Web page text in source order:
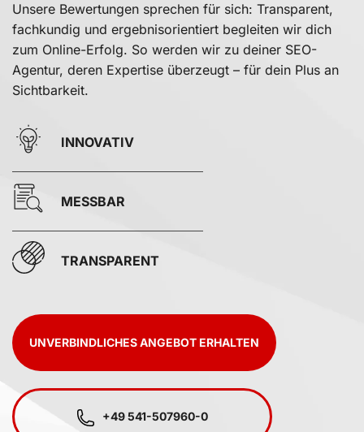
Unsere Bewertungen sprechen für sich: Transparent,
fachkundig und ergebnisorientiert begleiten wir dich
zum Online-Erfolg. So werden wir zu deiner SEO-
Agentur, deren Expertise überzeugt – für dein Plus an
Sichtbarkeit.
INNOVATIV
MESSBAR
TRANSPARENT
UNVERBINDLICHES ANGEBOT ERHALTEN
+49 541-507960-0